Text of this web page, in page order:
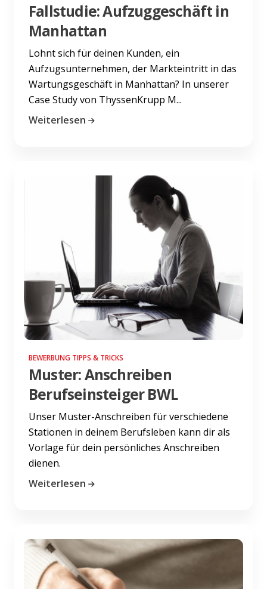
Fallstudie: Aufzuggeschäft in
Manhattan
Lohnt sich für deinen Kunden, ein
Aufzugsunternehmen, der Markteintritt in das
Wartungsgeschäft in Manhattan? In unserer
Case Study von ThyssenKrupp M...
Weiterlesen
BEWERBUNG TIPPS & TRICKS
Muster: Anschreiben
Berufseinsteiger BWL
Unser Muster-Anschreiben für verschiedene
Stationen in deinem Berufsleben kann dir als
Vorlage für dein persönliches Anschreiben
dienen.
Weiterlesen